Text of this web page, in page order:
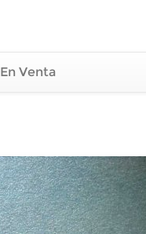
En Venta